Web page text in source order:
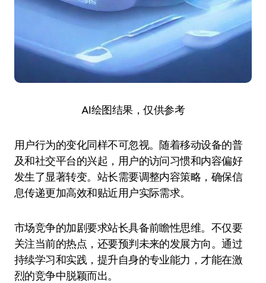
AI绘图结果，仅供参考
用户行为的变化同样不可忽视。随着移动设备的普
及和社交平台的兴起，用户的访问习惯和内容偏好
发生了显著转变。站长需要调整内容策略，确保信
息传递更加高效和贴近用户实际需求。
市场竞争的加剧要求站长具备前瞻性思维。不仅要
关注当前的热点，还要预判未来的发展方向。通过
持续学习和实践，提升自身的专业能力，才能在激
烈的竞争中脱颖而出。